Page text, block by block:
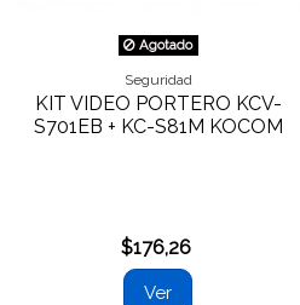
Agotado
Seguridad
KIT VIDEO PORTERO KCV-
S701EB + KC-S81M KOCOM
$176,26
Ver